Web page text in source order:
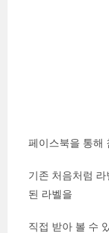
페이스북을 통해
기존 처음처럼
된 라벨을
직접 받아 볼 수